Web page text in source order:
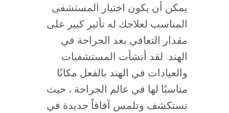
يمكن أن يكون اختيار المستشفى
المناسب لعلاجك له تأثير كبير على
مقدار التعافي بعد الجراحة في
الهند. لقد أنشأت المستشفيات
والعيادات في الهند بالفعل مكانًا
مناسبًا لها في عالم الجراحة ، حيث
تستكشف وتلمس آفاقاً جديدة في